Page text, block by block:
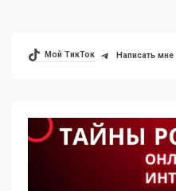
Мой ТикТок Написать мне